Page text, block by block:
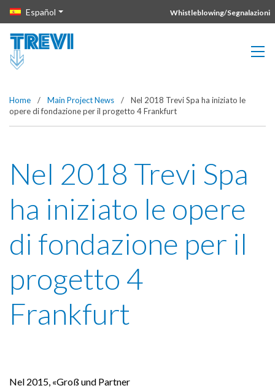
Vai direttamente al contenuto della pagina.
Español Whistleblowing/Segnalazioni
Home / Main Project News /
Nel 2018 Trevi Spa ha iniziato le
opere di fondazione per il progetto 4 Frankfurt
Nel 2018 Trevi Spa
ha iniziato le opere
di fondazione per il
progetto 4
Frankfurt
Nel 2015, «Groß und Partner